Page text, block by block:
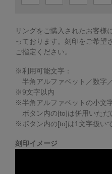
リングをご購入されたお客様
っております。 刻印をご希望
ご指定ください。
※利用可能文字：
半角アルファベット／数字
※9文字以内
※半角アルファベットの小文
ボタン内の[to]は併用いただ
※ボタン内の[to]は1文字扱いで
刻印イメージ